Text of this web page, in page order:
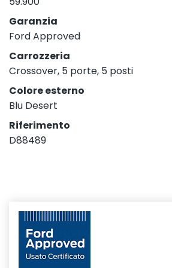
Garanzia
Ford Approved
Carrozzeria
Crossover, 5 porte, 5 posti
Colore esterno
Blu Desert
Riferimento
D88489